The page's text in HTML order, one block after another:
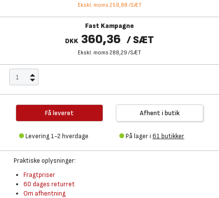
Ekskl. moms 259,88 /SÆT
Fast Kampagne
DKK 360,36 /SÆT
Ekskl. moms 288,29 /SÆT
Få leveret
Levering 1-2 hverdage
Afhent i butik
På lager i 61 butikker
Praktiske oplysninger:
Fragtpriser
60 dages returret
Om afhentning